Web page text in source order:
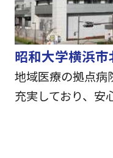
昭和大学横浜
地域医療の拠点病
充実しており、安